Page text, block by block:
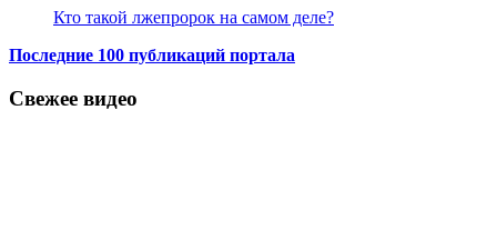
Кто такой лжепророк на самом деле?
Последние 100 публикаций портала
Свежее видео